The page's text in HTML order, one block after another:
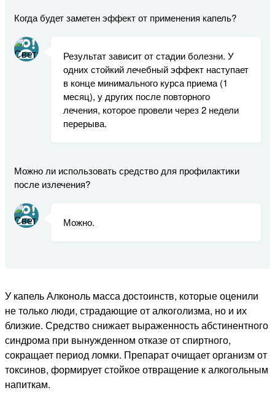
Когда будет заметен эффект от применения капель?
Результат зависит от стадии болезни. У
одних стойкий лечебный эффект наступает
в конце минимального курса приема (1
месяц), у других после повторного
лечения, которое провели через 2 недели
перерыва.
Можно ли использовать средство для профилактики
после излечения?
Можно.
У капель Алконоль масса достоинств, которые оценили
не только люди, страдающие от алкоголизма, но и их
близкие. Средство снижает выраженность абстинентного
синдрома при вынужденном отказе от спиртного,
сокращает период ломки. Препарат очищает организм от
токсинов, формирует стойкое отвращение к алкогольным
напиткам.